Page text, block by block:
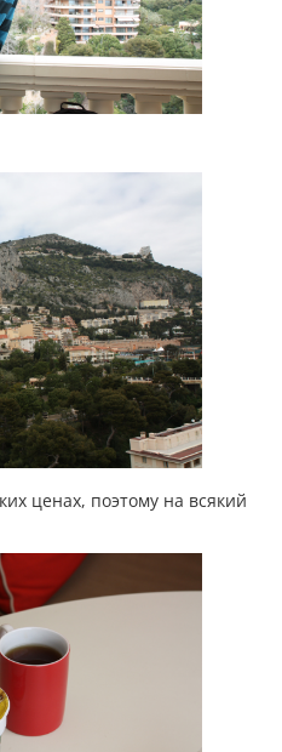
ценах, поэтому на всякий